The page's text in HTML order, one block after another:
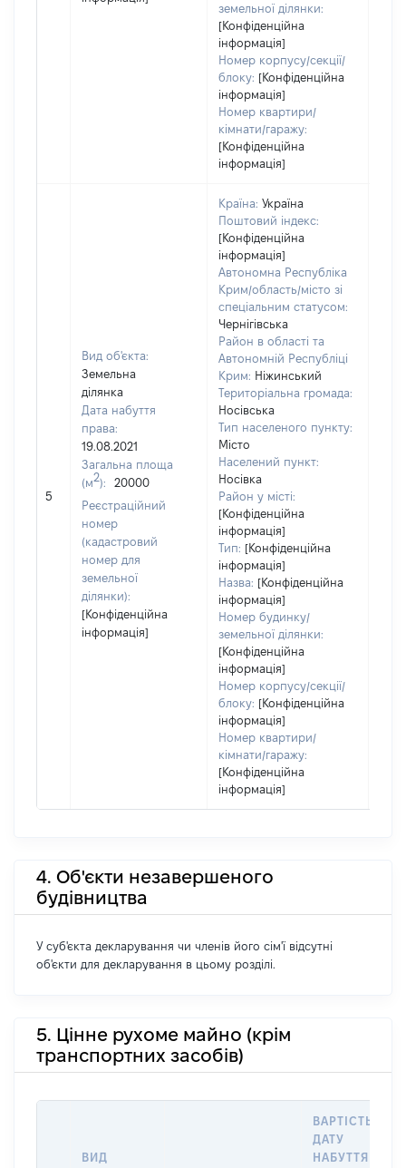
земельної ділянки:
[Конфіденційна
інформація]
Номер корпусу/секції/
блоку: [Конфіденційна
інформація]
Номер квартири/
кімнати/гаражу:
[Конфіденційна
інформація]
5
Вид об'єкта:
Земельна
ділянка
Дата набуття
права:
19.08.2021
Загальна площа
(м2):
20000
Реєстраційний
номер
(кадастровий
номер для
земельної
ділянки):
[Конфіденційна
інформація]
Країна: Україна
Поштовий індекс:
[Конфіденційна
інформація]
Автономна Республіка
Крим/область/місто зі
спеціальним статусом:
Чернігівська
Район в області та
Автономній Республіці
Крим: Ніжинський
Територіальна громада:
Носівська
Тип населеного пункту:
Місто
Населений пункт:
Носівка
Район у місті:
[Конфіденційна
інформація]
Тип: [Конфіденційна
інформація]
Назва: [Конфіденційна
інформація]
Номер будинку/
земельної ділянки:
[Конфіденційна
інформація]
Номер корпусу/секції/
блоку: [Конфіденційна
інформація]
Номер квартири/
кімнати/гаражу:
[Конфіденційна
інформація]
4. Об'єкти незавершеного
будівництва
У суб'єкта декларування чи членів його сім'ї відсутні
об'єкти для декларування в цьому розділі.
5. Цінне рухоме майно (крім
транспортних засобів)
ВИД
ВАРТІСТЬ НА
ДАТУ
НАБУТТЯ